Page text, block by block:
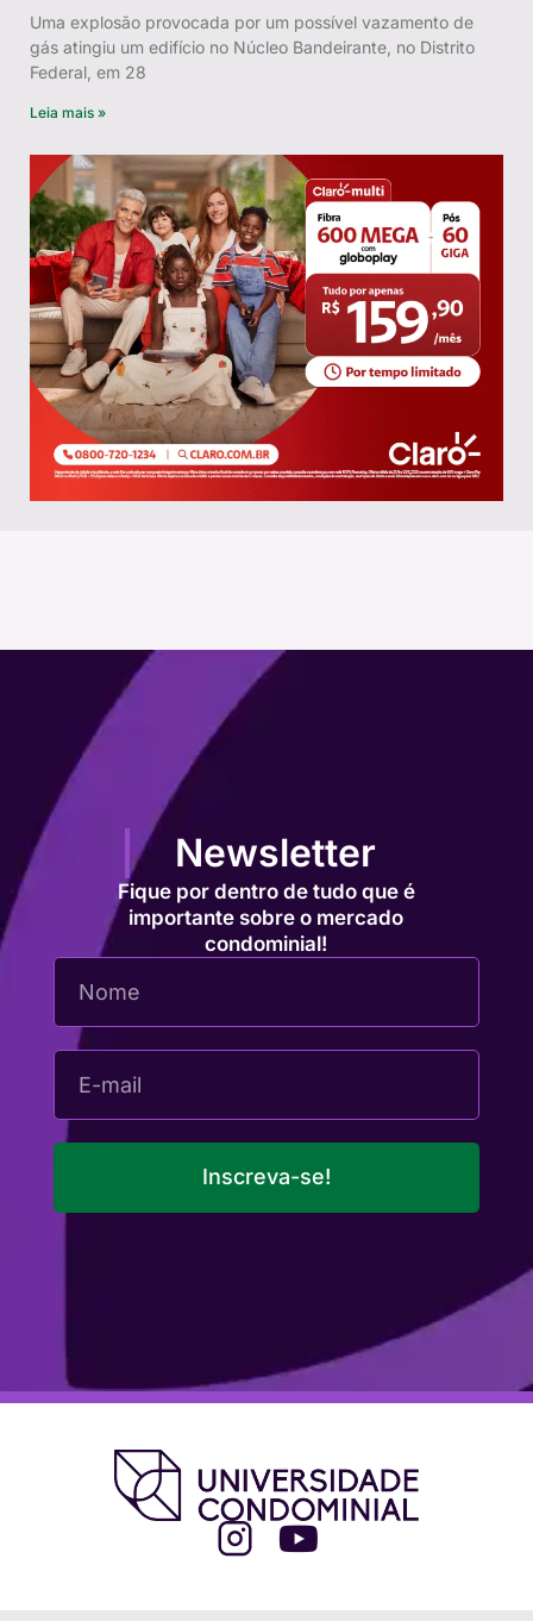
Uma explosão provocada por um possível vazamento de
gás atingiu um edifício no Núcleo Bandeirante, no Distrito
Federal, em 28
Leia mais »
Newsletter
Fique por dentro de tudo que é
importante sobre o mercado
condominial!
Inscreva-se!